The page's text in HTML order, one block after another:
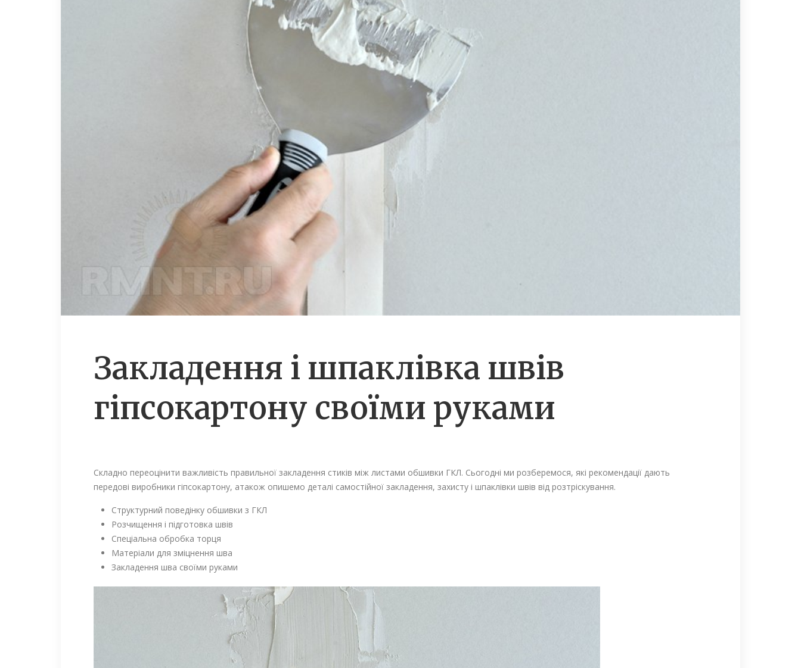
Закладення і шпаклівка швів
гіпсокартону своїми руками
Складно переоцінити важливість правильної закладення стиків між листами обшивки ГКЛ. Сьогодні ми розберемося, які рекомендації дають
передові виробники гіпсокартону, атакож опишемо деталі самостійної закладення, захисту і шпаклівки швів від розтріскування.
Структурний поведінку обшивки з ГКЛ
Розчищення і підготовка швів
Спеціальна обробка торця
Матеріали для зміцнення шва
Закладення шва своїми руками